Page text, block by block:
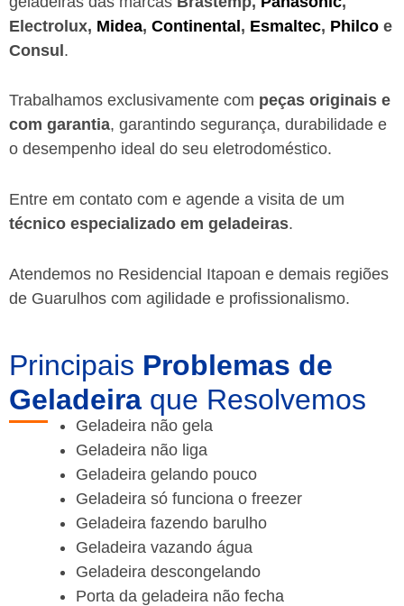
Electrolux, Midea, Continental, Esmaltec, Philco e
Consul.
Trabalhamos exclusivamente com peças originais e
com garantia, garantindo segurança, durabilidade e
o desempenho ideal do seu eletrodoméstico.
Entre em contato com e agende a visita de um
técnico especializado em geladeiras.
Atendemos no Residencial Itapoan e demais regiões
de Guarulhos com agilidade e profissionalismo.
Principais Problemas de
Geladeira que Resolvemos
Geladeira não gela
Geladeira não liga
Geladeira gelando pouco
Geladeira só funciona o freezer
Geladeira fazendo barulho
Geladeira vazando água
Geladeira descongelando
Porta da geladeira não fecha